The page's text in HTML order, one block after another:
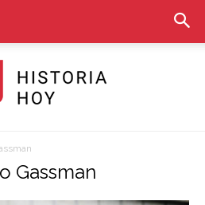
Historia
Gassman